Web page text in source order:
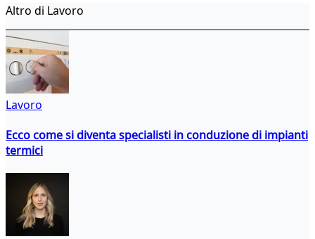
Altro di Lavoro
Lavoro
Ecco come si diventa specialisti in conduzione di impianti
termici